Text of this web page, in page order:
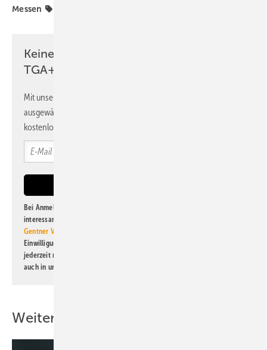
Messen
Keine Zeit? Kein Problem mit dem
TGA+E Newsletter!
Mit unserem Newsletter erhalten Sie regelmäßig von uns
ausgewählte Informationen und Neuigkeiten, gebündelt und
kostenlos direkt ins Postfach.
Bei Anmeldung zu diesem Newsletter bin ich damit einverstanden, über
interessante Verlags- und Online-Angebote
Gentner Verlag GmbH & Co. KG
Einwilligung kann ich jederzeit widerrufen und eine Abmeldung ist
jederzeit möglich. Informationen zum Umgang mit Daten finden Sie
auch in unserer
Weitere Inhalte